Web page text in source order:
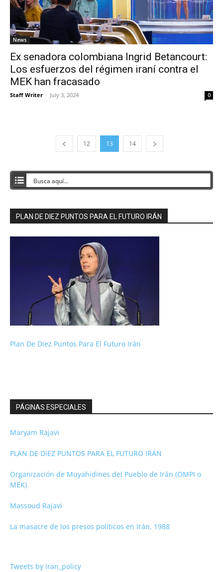
News
Ex senadora colombiana Ingrid Betancourt:
Los esfuerzos del régimen iraní contra el
MEK han fracasado
Staff Writer - July 3, 2024 0
12 13 14
PLAN DE DIEZ PUNTOS PARA EL FUTURO IRÁN
Plan De Diez Puntos Para El Futuro Irán
PÁGINAS ESPECIALES
Maryam Rajavi
PLAN DE DIEZ PUNTOS PARA EL FUTURO IRÁN
Organización de Muyahidines del Pueblo de Irán (OMPI o
MEK)
Massoud Rajavi
La masacre de los presos políticos en Irán, 1988
Tweets by iran_policy